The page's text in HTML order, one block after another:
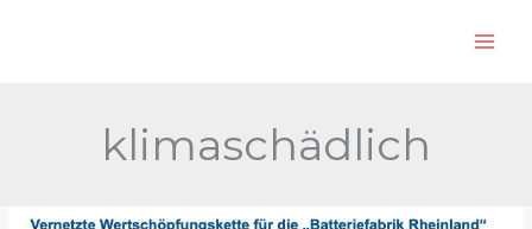
klimaschädlich